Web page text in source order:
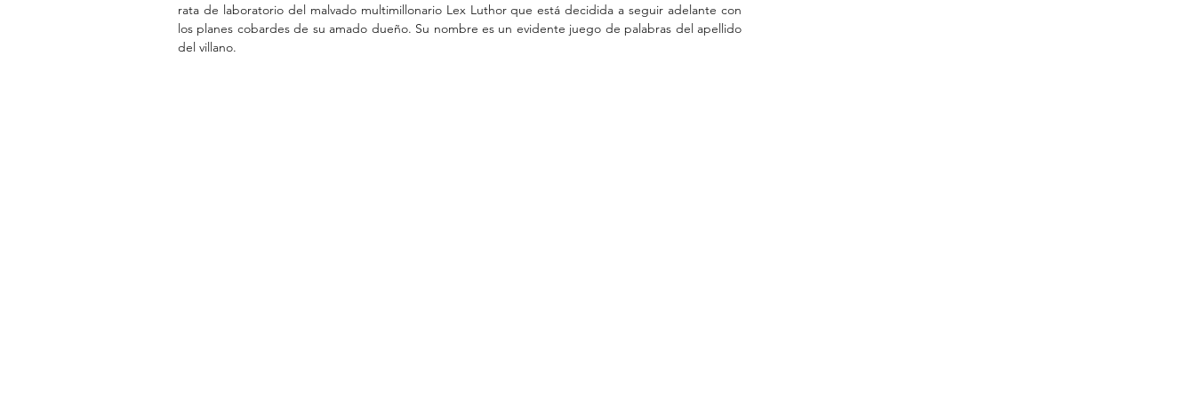
rata de laboratorio del malvado multimillonario Lex Luthor que está decidida a seguir adelante con
los planes cobardes de su amado dueño. Su nombre es un evidente juego de palabras del apellido
del villano.